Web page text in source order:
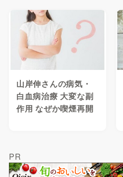
山岸伸さんの病気・
白血病治療 大変な副
作用 なぜか喫煙再開
PR